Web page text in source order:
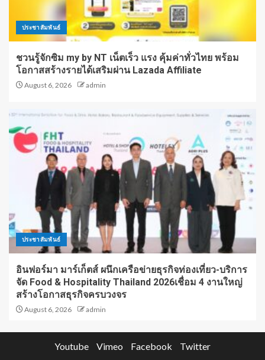
ประชาสัมพันธ์
ชวนรู้จักซิม my by NT เน็ตเร็ว แรง คุ้มค่าทั่วไทย พร้อม
โอกาสสร้างรายได้เสริมผ่าน Lazada Affiliate
August 6, 2026 admin
ประชาสัมพันธ์
อินฟอร์มา มาร์เก็ตส์ ผนึกเครือข่ายธุรกิจท่องเที่ยว-บริการ
จัด Food & Hospitality Thailand 2026เชื่อม 4 งานใหญ่
สร้างโอกาสธุรกิจครบวงจร
August 6, 2026 admin
Youtube Vimeo Facebook Twitter